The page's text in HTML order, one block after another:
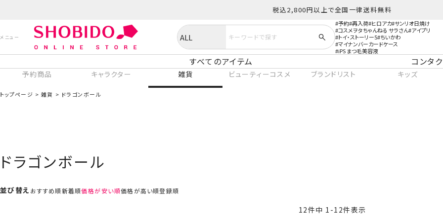
税込2,800円以上で全国一律送料無料
予約 再入荷 ヒロアカ サンリオ日焼け
コスメヲタちゃんねる サラさん アイプリ
トイ・ストーリー5 ちいかわ
マイナンバーカードケース
iPS まつ毛美容液
すべてのアイテム コンタ
予約商品 キャラクター 雑貨 ビューティーコスメ ブランドリスト キッズ
トップページ 雑貨 ドラゴンボール
ドラゴンボール
並び替え おすすめ順新着順価格が安い順価格が高い順登録順
12件中 1 -12件表示